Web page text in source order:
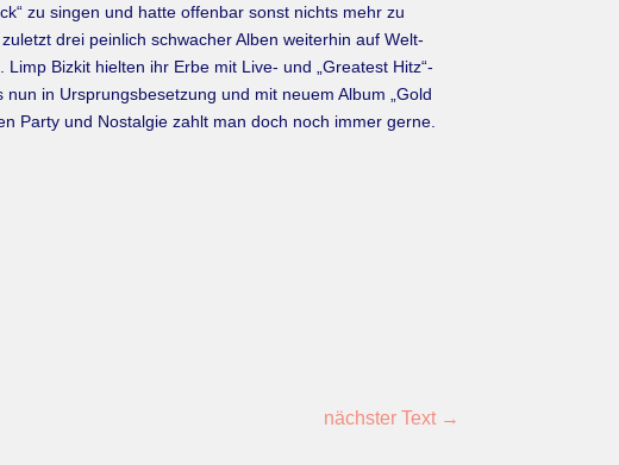
zu singen und hatte offenbar sonst nichts mehr zu
drei peinlich schwacher Alben weiterhin auf Welt-
Bizkit hielten ihr Erbe mit Live- und „Greatest Hitz“-
in Ursprungsbesetzung und mit neuem Album „Gold
Party und Nostalgie zahlt man doch noch immer gerne.
nächster Text→